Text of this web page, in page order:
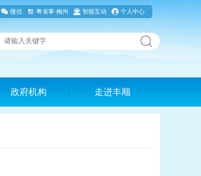
微信 粤省事·梅州 智能互动 个人中心
政府机构 走进丰顺